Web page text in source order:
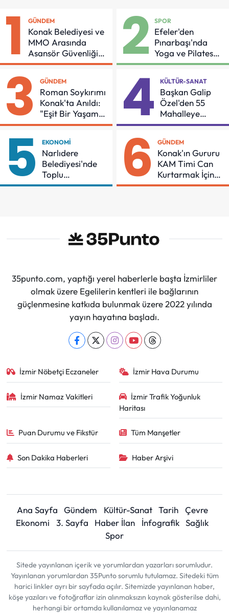
1 GÜNDEM
Konak Belediyesi ve
MMO Arasında
Asansör Güvenliği
İçin Önemli Protokol
2 SPOR
Efeler'den
Pınarbaşı'nda
Yoga ve Pilates
Buluşması
3 GÜNDEM
Roman Soykırımı
Konak'ta Anıldı:
"Eşit Bir Yaşam
İçin Mücadeleyi
4 KÜLTÜR-SANAT
Başkan Galip
Özel'den 55
Mahalleye
Çocuk Şenliği
5 EKONOMI
Narlıdere
Belediyesi'nde
Toplu
Sözleşmeye
6 GÜNDEM
Konak'ın Gururu
KAM Timi Can
Kurtarmak İçin
Demir Aldı
35punto.com, yaptığı yerel haberlerle başta İzmirliler
olmak üzere Egelilerin kentleri ile bağlarının
güçlenmesine katkıda bulunmak üzere 2022 yılında
yayın hayatına başladı.
İzmir Nöbetçi Eczaneler İzmir Hava Durumu
İzmir Namaz Vakitleri
İzmir Trafik Yoğunluk
Haritası
Puan Durumu ve Fikstür Tüm Manşetler
Son Dakika Haberleri Haber Arşivi
Ana Sayfa Gündem Kültür-Sanat Tarih
Çevre
Ekonomi
3. Sayfa Haber İlan İnfografik Sağlık
Spor
Sitede yayınlanan içerik ve yorumlardan yazarları sorumludur.
Yayınlanan yorumlardan 35Punto sorumlu tutulamaz. Sitedeki tüm
harici linkler ayrı bir sayfada açılır. Sitemizde yayınlanan haber,
köşe yazıları ve fotoğraflar izin alınmaksızın kaynak gösterilse dahi,
herhangi bir ortamda kullanılamaz ve yayınlanamaz